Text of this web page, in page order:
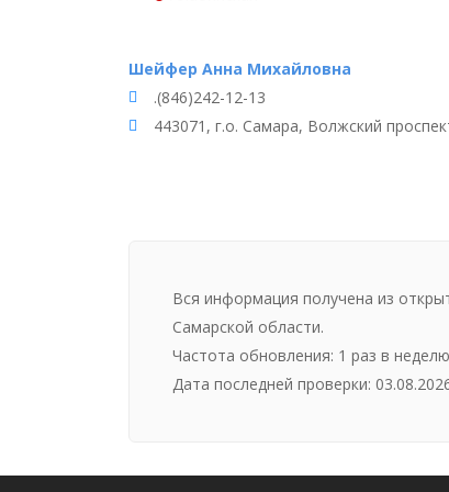
Шейфер Анна Михайловна
.(846)242-12-13
443071, г.о. Самара, Волжский
Вся информация получена из
Самарской области.
Частота обновления: 1 раз в
Дата последней проверки: